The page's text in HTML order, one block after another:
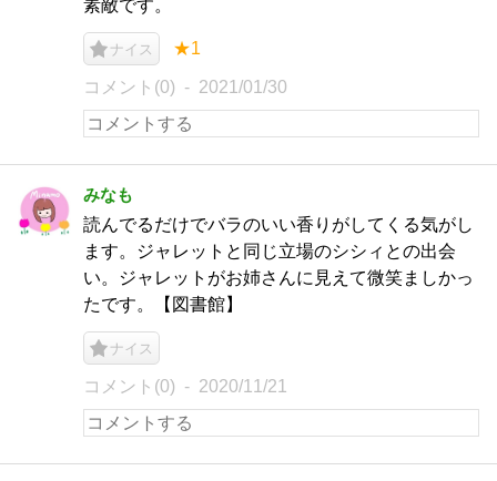
素敵です。
ナイス ★1
コメント(0) 2021/01/30
みなも
読んでるだけでバラのいい香りがしてくる気がし
ます。ジャレットと同じ立場のシシィとの出会
い。ジャレットがお姉さんに見えて微笑ましかっ
たです。【図書館】
ナイス
コメント(0) 2020/11/21